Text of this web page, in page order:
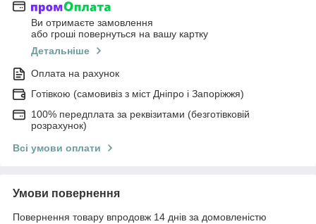
Ви отримаєте замовлення
або гроші повернуться на вашу картку
Детальніше
Оплата на рахунок
Готівкою (самовивіз з міст Дніпро і Запоріжжя)
100% передплата за реквізитами (безготівковій
розрахунок)
Всі умови оплати
Умови повернення
Повернення товару впродовж 14 днів за домовленістю